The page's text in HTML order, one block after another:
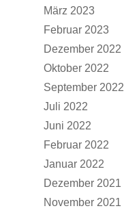
März 2023
Februar 2023
Dezember 2022
Oktober 2022
September 2022
Juli 2022
Juni 2022
Februar 2022
Januar 2022
Dezember 2021
November 2021